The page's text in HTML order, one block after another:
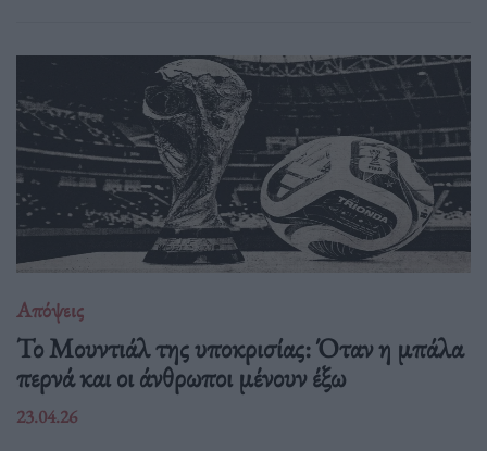
Απόψεις
Το Μουντιάλ της υποκρισίας: Όταν η μπάλα
περνά και οι άνθρωποι μένουν έξω
23.04.26